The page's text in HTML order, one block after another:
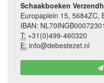
Schaakboeken
Europaplein 15, 5684ZC,
IBAN:
T: +31(0)499-460320
E: info@debestezet.nl